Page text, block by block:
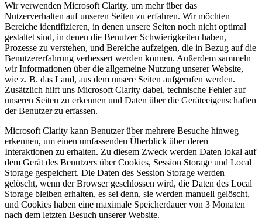
Wir verwenden Microsoft Clarity, um mehr über das
Nutzerverhalten auf unseren Seiten zu erfahren. Wir möchten
Bereiche identifizieren, in denen unsere Seiten noch nicht optimal
gestaltet sind, in denen die Benutzer Schwierigkeiten haben,
Prozesse zu verstehen, und Bereiche aufzeigen, die in Bezug auf die
Benutzererfahrung verbessert werden können. Außerdem sammeln
wir Informationen über die allgemeine Nutzung unserer Website,
wie z. B. das Land, aus dem unsere Seiten aufgerufen werden.
Zusätzlich hilft uns Microsoft Clarity dabei, technische Fehler auf
unseren Seiten zu erkennen und Daten über die Geräteeigenschaften
der Benutzer zu erfassen.
Microsoft Clarity kann Benutzer über mehrere Besuche hinweg
erkennen, um einen umfassenden Überblick über deren
Interaktionen zu erhalten. Zu diesem Zweck werden Daten lokal auf
dem Gerät des Benutzers über Cookies, Session Storage und Local
Storage gespeichert. Die Daten des Session Storage werden
gelöscht, wenn der Browser geschlossen wird, die Daten des Local
Storage bleiben erhalten, es sei denn, sie werden manuell gelöscht,
und Cookies haben eine maximale Speicherdauer von 3 Monaten
nach dem letzten Besuch unserer Website.